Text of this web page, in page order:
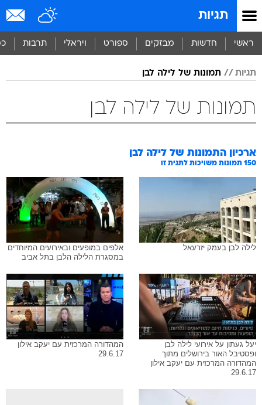
תגיות
ראשי חדשות מבזקים ספורט ויראלי תרבות
תגיות תמונות של לילה לבן
תמונות של לילה לבן
ארכיון התמונות של לילה לבן
150 תמונות משויכות לתגית זו
לילה לבן בעמק יזרעאל
אלפים במופעים ובאירועים המיוחדים
במסגרת הלילה הלבן בתל אביב
יעל געתון על אירועי לילה לבן
ופסטיבל האור בירושלים מתוך
המהדורה המרכזית עם יעקב אילון
29.6.17
המהדורה המרכזית עם יעקב אילון
29.6.17